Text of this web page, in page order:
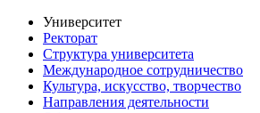
Университет
Ректорат
Структура университета
Международное сотрудничество
Культура, искусство, творчество
Направления деятельности